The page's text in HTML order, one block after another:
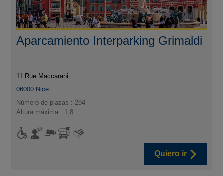
Aparcamiento Interparking Grimaldi
11 Rue Maccarani
06000 Nice
Número de plazas : 294
Altura máxima : 1,8
Quiero ir